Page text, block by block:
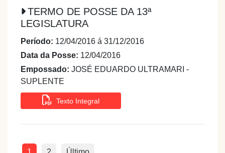
TERMO DE POSSE DA 13ª
LEGISLATURA
Período: 12/04/2016 á 31/12/2016
Data da Posse: 12/04/2016
Empossado: JOSÉ EDUARDO ULTRAMARI -
SUPLENTE
Texto Integral